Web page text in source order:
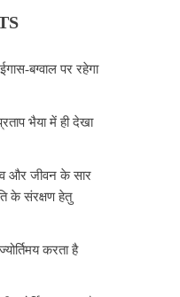
बग्वाल पर रहेगा
भैया में ही देखा
और जीवन के सार
के संरक्षण हेतु
करता है